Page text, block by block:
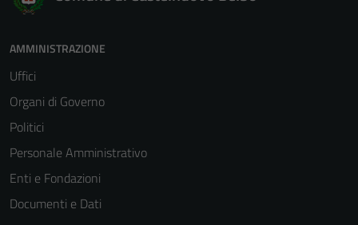
AMMINISTRAZIONE
Uffici
Organi di Governo
Politici
Personale Amministrativo
Enti e Fondazioni
Documenti e Dati